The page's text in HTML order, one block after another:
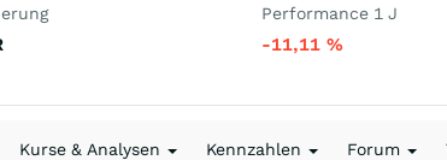
Performance 1 J
-11,11 %
Kurse & Analysen Kennzahlen Forum